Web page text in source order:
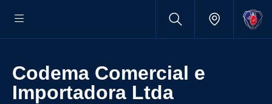
Codema Comercial e
Importadora Ltda